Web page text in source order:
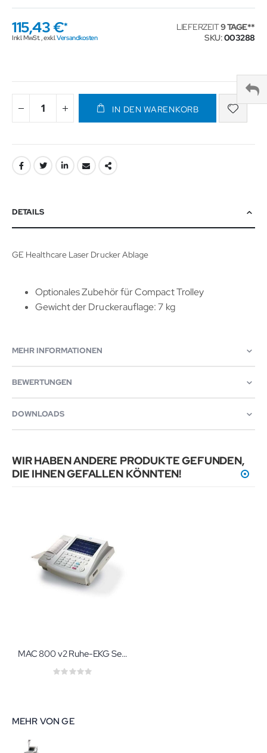
115,43 €
Inkl. MwSt.,exkl.Versandkosten
LIEFERZEIT9 TAGE
SKU 003288
IN DEN WARENKORB
DETAILS
GE Healthcare Laser Drucker Ablage
Optionales Zubehör für Compact Trolley
Gewicht der Druckerauflage: 7 kg
MEHR INFORMATIONEN
BEWERTUNGEN
DOWNLOADS
WIR HABEN ANDERE PRODUKTE GEFUNDEN,
DIE IHNEN GEFALLEN KÖNNTEN!
MAC 800 v2 Ruhe-EKG Set 1
Rating:
MEHR VON GE